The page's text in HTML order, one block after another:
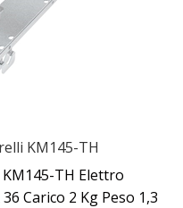
KM145-TH
TH Elettro
Carico 2 Kg Peso 1,3